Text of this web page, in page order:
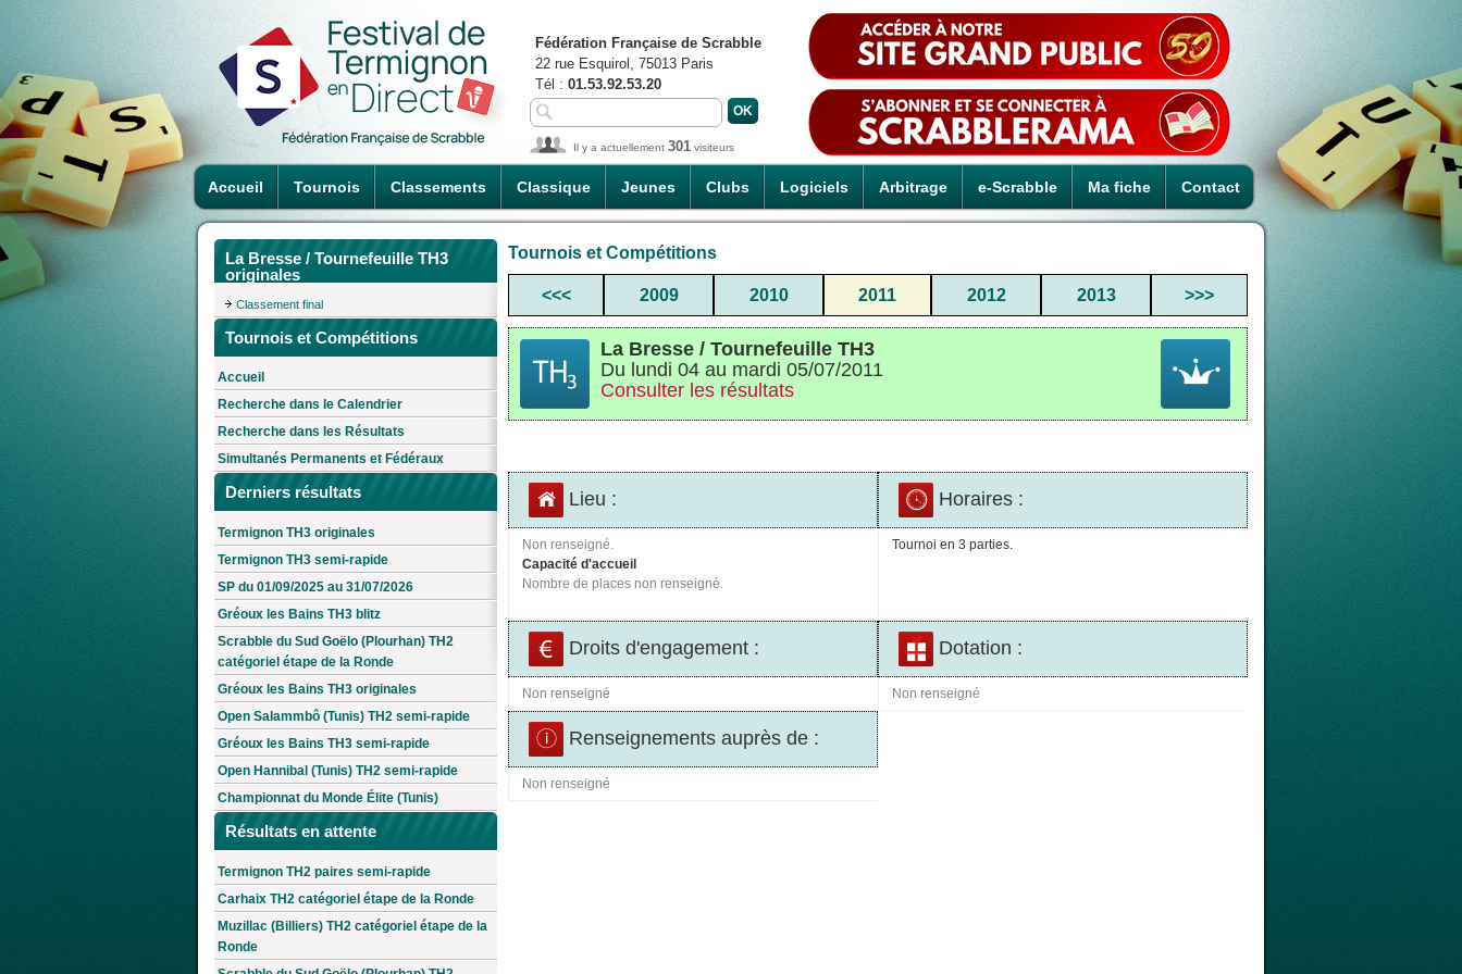
Accueil Tournois Classements Classique Jeunes Clubs Logiciels Arbitrage e-Scrabble Ma fiche Contact
Fédération Française de Scrabble
22 rue Esquirol, 75013 Paris
Tél : 01.53.92.53.20
Il y a actuellement 301 visiteurs
La Bresse / Tournefeuille TH3
originales
Classement final
Tournois et Compétitions
Accueil
Recherche dans le Calendrier
Recherche dans les Résultats
Simultanés Permanents et Fédéraux
Derniers résultats
Termignon TH3 originales
Termignon TH3 semi-rapide
SP du 01/09/2025 au 31/07/2026
Gréoux les Bains TH3 blitz
Scrabble du Sud Goëlo (Plourhan) TH2
catégoriel étape de la Ronde
Gréoux les Bains TH3 originales
Open Salammbô (Tunis) TH2 semi-rapide
Gréoux les Bains TH3 semi-rapide
Open Hannibal (Tunis) TH2 semi-rapide
Championnat du Monde Élite (Tunis)
Résultats en attente
Termignon TH2 paires semi-rapide
Carhaix TH2 catégoriel étape de la Ronde
Muzillac (Billiers) TH2 catégoriel étape de la
Ronde
Tournois et Compétitions
<<< 2009 2010 2011 2012 2013 >>>
La Bresse / Tournefeuille TH3
Du lundi 04 au mardi 05/07/2011
Consulter les résultats
Lieu : Horaires :
Non renseigné.
Capacité d'accueil
Nombre de places non renseigné.
Tournoi en 3 parties.
Droits d'engagement : Dotation :
Non renseigné Non renseigné
Renseignements auprès de :
Non renseigné